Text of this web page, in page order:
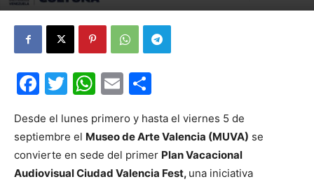
Facebook
Twitter
WhatsApp
Email
Desde el lunes primero y hasta el viernes 5 de
septiembre el Museo de Arte Valencia (MUVA) se
convierte en sede del primer Plan Vacacional
Audiovisual Ciudad Valencia Fest, una iniciativa